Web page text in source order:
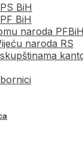
BiH
BiH
naroda PFBiH
naroda RS